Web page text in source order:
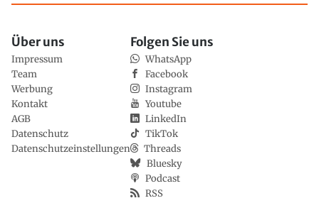
Über uns
Impressum
Team
Werbung
Kontakt
AGB
Datenschutz
Datenschutzeinstellungen
Folgen Sie uns
WhatsApp
Facebook
Instagram
Youtube
LinkedIn
TikTok
Threads
Bluesky
Podcast
RSS